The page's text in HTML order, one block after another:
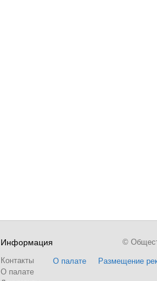
Информация
Контакты
О палате
О палате Размещение
©